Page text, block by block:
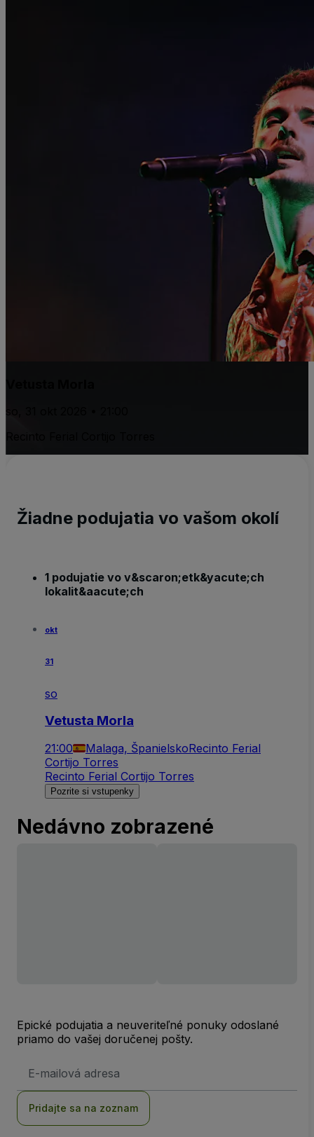
Žiadne podujatia vo vašom okolí
1 podujatie vo v&scaron;etk&yacute;ch
lokalit&aacute;ch
okt
31
so
Vetusta Morla
21:00 Malaga, ŠpanielskoRecinto Ferial
Cortijo Torres
Recinto Ferial Cortijo Torres
Pozrite si vstupenky
Nedávno zobrazené
Epické podujatia a neuveriteľné ponuky odoslané
priamo do vašej doručenej pošty.
mailová
Pridajte sa na zoznam